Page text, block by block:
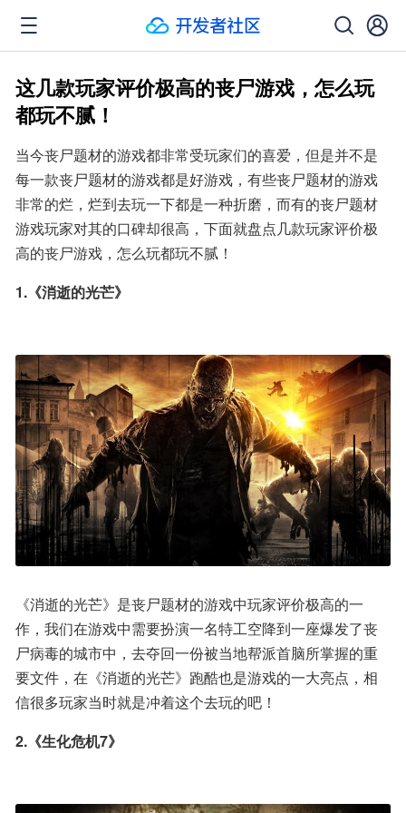
这几款玩家评价极高的丧尸游戏，怎么玩
都玩不腻！
当今丧尸题材的游戏都非常受玩家们的喜爱，但是并不是
每一款丧尸题材的游戏都是好游戏，有些丧尸题材的游戏
非常的烂，烂到去玩一下都是一种折磨，而有的丧尸题材
游戏玩家对其的口碑却很高，下面就盘点几款玩家评价极
高的丧尸游戏，怎么玩都玩不腻！
1.《消逝的光芒》
《消逝的光芒》是丧尸题材的游戏中玩家评价极高的一
作，我们在游戏中需要扮演一名特工空降到一座爆发了丧
尸病毒的城市中，去夺回一份被当地帮派首脑所掌握的重
要文件，在《消逝的光芒》跑酷也是游戏的一大亮点，相
信很多玩家当时就是冲着这个去玩的吧！
2.《生化危机7》